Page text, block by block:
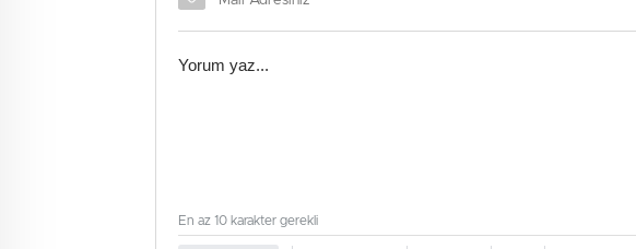
En az 10 karakter gerekli